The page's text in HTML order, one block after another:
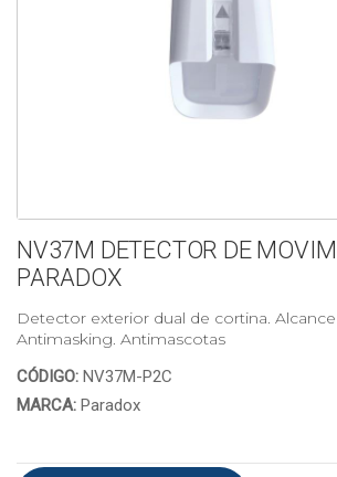
NV37M DETECTOR DE
PARADOX
Detector exterior dual de cortina. Alcance
Antimasking. Antimascotas
CÓDIGO: NV37M-P2C
MARCA: Paradox